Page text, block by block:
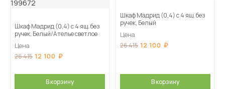
Шкаф Мадрид (0,4) с 4 ящ. без
ручек, Белый/Ателье светлое
Цена
26 415 12 100
В корзину
Шкаф Мадрид (0,4) с 4 ящ. без
ручек, Белый
Цена
26 415 12 100
В корзину